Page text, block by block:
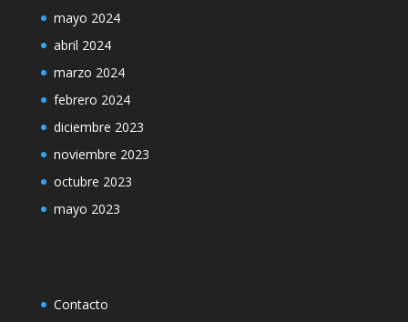
mayo 2024
abril 2024
marzo 2024
febrero 2024
diciembre 2023
noviembre 2023
octubre 2023
mayo 2023
Contacto